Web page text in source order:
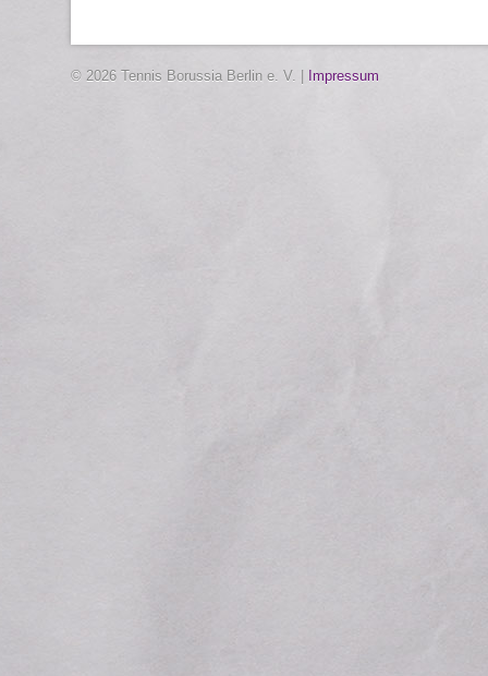
© 2026 Tennis Borussia Berlin e. V. | Impressum